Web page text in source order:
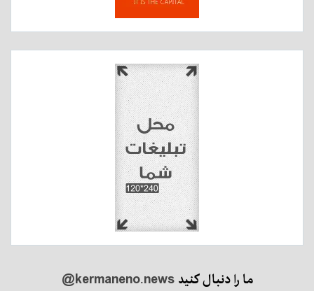
ما را دنبال کنید@kermaneno.news